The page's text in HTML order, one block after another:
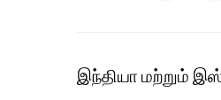
இந்தியா மற்றும்